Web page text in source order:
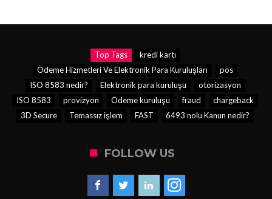
Top Tags
kredi kartı
Ödeme Hizmetleri Ve Elektronik Para Kuruluşları
pos
ISO 8583 nedir?
Elektronik para kuruluşu
otorizasyon
ISO 8583
provizyon Ödeme kuruluşu fraud
chargeback
3D Secure
Temassız işlem FAST 6493 nolu Kanun nedir?
FOLLOW US